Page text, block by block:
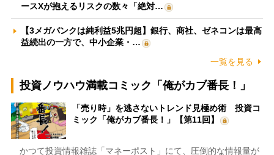
ースXが抱えるリスクの数々「絶対…
【3メガバンクは純利益5兆円超】銀行、商社、ゼネコンは最高
益続出の一方で、中小企業・…
一覧を見る
投資ノウハウ満載コミック「俺がカブ番長！」
「売り時」を逃さないトレンド見極め術 投資コ
ミック「俺がカブ番長！」【第11回】
かつて投資情報雑誌「マネーポスト」にて、圧倒的な情報量が